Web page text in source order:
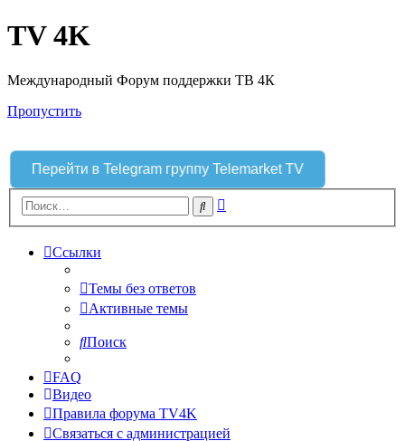
TV 4K
Международный Форум поддержки ТВ 4К
Пропустить
Перейти в Telegram группу Telemarket TV
Поиск
Ссылки
Темы без ответов
Активные темы
Поиск
FAQ
Видео
Правила форума TV4K
Связаться с администрацией